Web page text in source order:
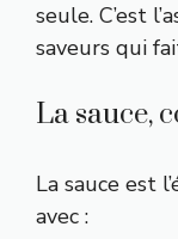
seule. C’est
saveurs qui
La sauce,
La sauce est
avec :